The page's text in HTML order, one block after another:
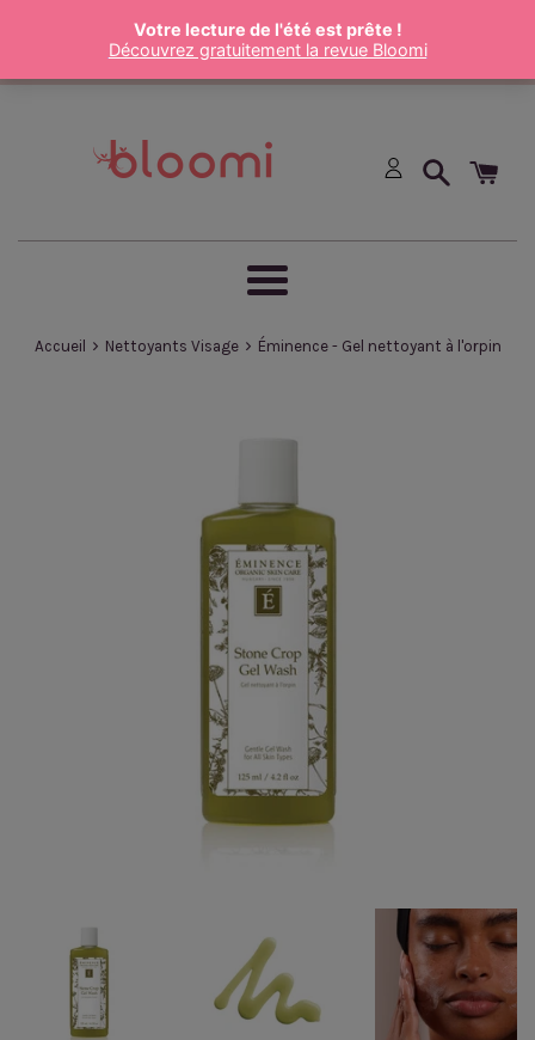
Passer
Menu
Accueil › Nettoyants Visage › Éminence - Gel nettoyant à l'orpin